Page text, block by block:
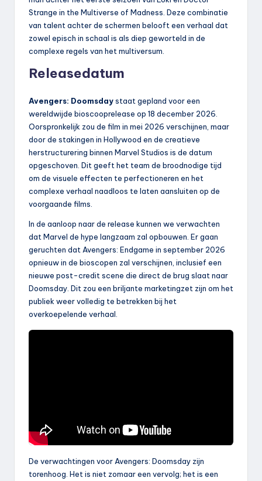
Strange in the Multiverse of Madness. Deze combinatie
van talent achter de schermen belooft een verhaal dat
zowel episch in schaal is als diep geworteld in de
complexe regels van het multiversum.
Releasedatum
Avengers: Doomsdaystaat gepland voor een
wereldwijde bioscooprelease op 18 december 2026.
Oorspronkelijk zou de film in mei 2026 verschijnen, maar
door de stakingen in Hollywood en de creatieve
herstructurering binnen Marvel Studios is de datum
opgeschoven. Dit geeft het team de broodnodige tijd
om de visuele effecten te perfectioneren en het
complexe verhaal naadloos te laten aansluiten op de
voorgaande films.
In de aanloop naar de release kunnen we verwachten
dat Marvel de hype langzaam zal opbouwen. Er gaan
geruchten dat Avengers: Endgame in september 2026
opnieuw in de bioscopen zal verschijnen, inclusief een
nieuwe post-credit scene die direct de brug slaat naar
Doomsday. Dit zou een briljante marketingzet zijn om het
publiek weer volledig te betrekken bij het
overkoepelende verhaal.
De verwachtingen voor Avengers: Doomsday zijn
torenhoog. Het is niet zomaar een vervolg; het is een